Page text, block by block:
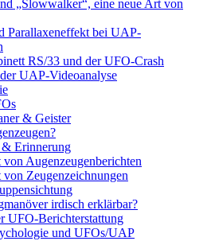
„Slowwalker“, eine neue Art von
Parallaxeneffekt bei UAP-
RS/33 und der UFO-Crash
UAP-Videoanalyse
& Geister
Erinnerung
Augenzeugenberichten
Zeugenzeichnungen
irdisch erklärbar?
UFO-Berichterstattung
und UFOs/UAP